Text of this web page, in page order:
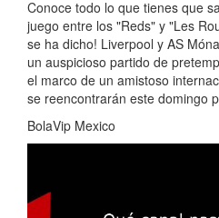
Conoce todo lo que tienes que
juego entre los "Reds" y "Les
se ha dicho! Liverpool y AS
un auspicioso partido de
el marco de un amistoso
se reencontrarán este domingo
BolaVip Mexico